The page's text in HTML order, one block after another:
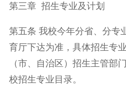
第三章 招生专业及计划
第五条 我校今年分省、分专
育厅下达为准，具体招生专
（市、自治区）招生主管部
校招生专业目录。